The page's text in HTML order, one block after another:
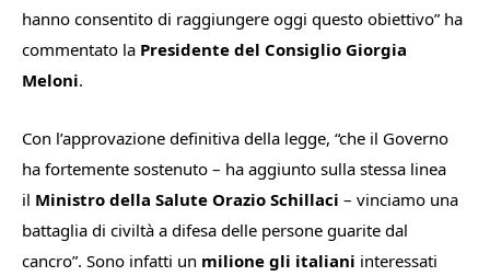
hanno consentito di raggiungere oggi questo obiettivo” ha
commentato la Presidente del Consiglio Giorgia
Meloni.
Con l’approvazione definitiva della legge, “che il Governo
ha fortemente sostenuto – ha aggiunto sulla stessa linea
il Ministro della Salute Orazio Schillaci – vinciamo una
battaglia di civiltà a difesa delle persone guarite dal
cancro”. Sono infatti un milione gli italiani interessati